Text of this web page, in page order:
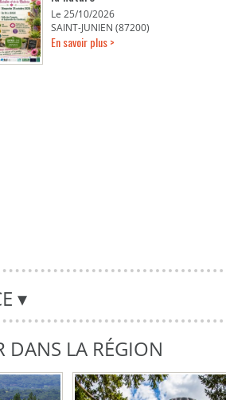
Le 25/10/2026
SAINT-JUNIEN (87200)
En savoir plus >
▾
DANS LA RÉGION